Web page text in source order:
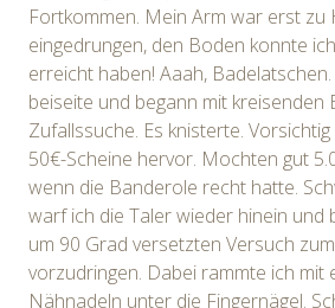
Fortkommen. Mein Arm war erst zu
eingedrungen, den Boden konnte
erreicht haben! Aaah,
beiseite und begann mit kreisenden
Zufallssuche. Es knisterte.
50€-Scheine hervor. Mochten gut
wenn die Banderole recht hatte.
warf ich die Taler wieder hinein und
um 90 Grad versetzten Versuch
vorzudringen. Dabei rammte ich mit
Nähnadeln unter die Fingernägel.